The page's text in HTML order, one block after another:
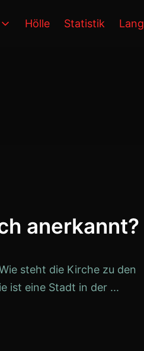
Hölle Statistik Lang
anerkannt?
steht die Kirche zu den
ist eine Stadt in der ...